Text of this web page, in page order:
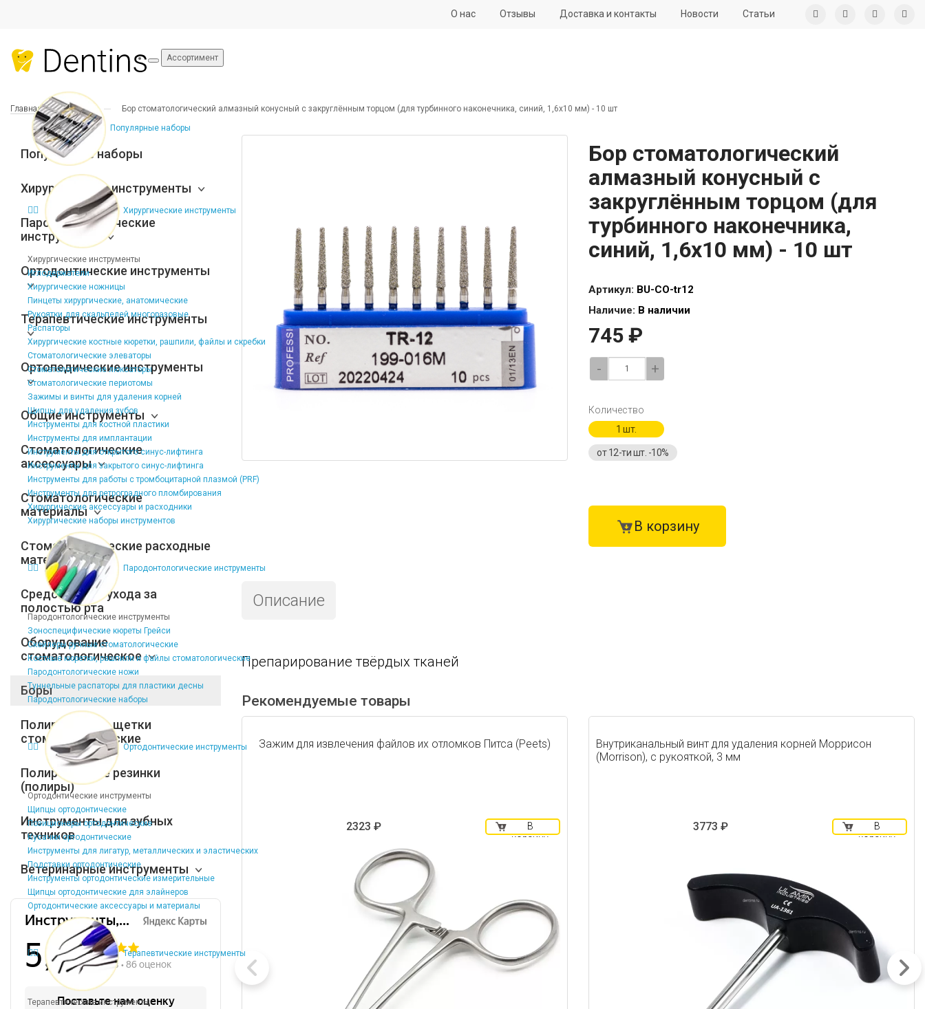
О нас Отзывы Доставка и контакты Новости Статьи
Ассортимент
Популярные наборы
Хирургические инструменты
Хирургические инструменты
Иглодержатели
Хирургические ножницы
Пинцеты хирургические, анатомические
Рукоятки для скальпелей многоразовые
Распаторы
Хирургические костные кюретки, рашпили, файлы и скребки
Стоматологические элеваторы
Стоматологические люксаторы
Стоматологические периотомы
Зажимы и винты для удаления корней
Щипцы для удаления зубов
Инструменты для костной пластики
Инструменты для имплантации
Инструменты для открытого синус-лифтинга
Инструменты для закрытого синус-лифтинга
Инструменты для работы с тромбоцитарной плазмой (PRF)
Инструменты для ретроградного пломбирования
Хирургические аксессуары и расходники
Хирургические наборы инструментов
Пародонтологические инструменты
Пародонтологические инструменты
Зоноспецифические кюреты Грейси
Скейлеры ручные стоматологические
Костные кюретки, рашпили и файлы стоматологические
Пародонтологические ножи
Туннельные распаторы для пластики десны
Пародонтологические наборы
Ортодонтические инструменты
Ортодонтические инструменты
Щипцы ортодонтические
Позиционеры ортодонтические
Кусачки ортодонтические
Инструменты для лигатур, металлических и эластических
Подставки ортодонтические
Инструменты ортодонтические измерительные
Щипцы ортодонтические для элайнеров
Ортодонтические аксессуары и материалы
Терапевтические инструменты
Терапевтические инструменты
Главная Боры Бор стоматологический алмазный конусный с закруглённым торцом (для турбинного наконечника, синий, 1,6x10 мм) - 10 шт
Популярные наборы
Хирургические инструменты
Пародонтологические
инструменты
Ортодонтические инструменты
Терапевтические инструменты
Ортопедические инструменты
Общие инструменты
Стоматологические
аксессуары
Стоматологические
материалы
Стоматологические расходные
материалы
Средства для ухода за
полостью рта
Оборудование
стоматологическое
Боры
Полировочные щетки
стоматологические
Полировочные резинки
(полиры)
Инструменты для зубных
техников
Ветеринарные инструменты
Бор стоматологический
алмазный конусный с
закруглённым торцом (для
турбинного наконечника,
синий, 1,6x10 мм) - 10 шт
Артикул: BU-CO-tr12
Наличие: В наличии
745 ₽
- +
Количество
1 шт.
от 12-ти шт. -10%
В корзину
Описание
Препарирование твёрдых тканей
Рекомендуемые товары
Зажим для извлечения файлов их отломков Питса (Peets)
2323 ₽
В
корзину
Внутриканальный винт для удаления корней Моррисон
(Morrison), с рукояткой, 3 мм
3773 ₽
В
корзину